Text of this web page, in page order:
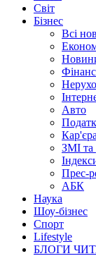
Світ
Бізнес
Всі
Авто
Кар'єра
ЗМІ та
Прес-
АБК
Наука
Шоу-бізнес
Спорт
Lifestyle
БЛОГИ